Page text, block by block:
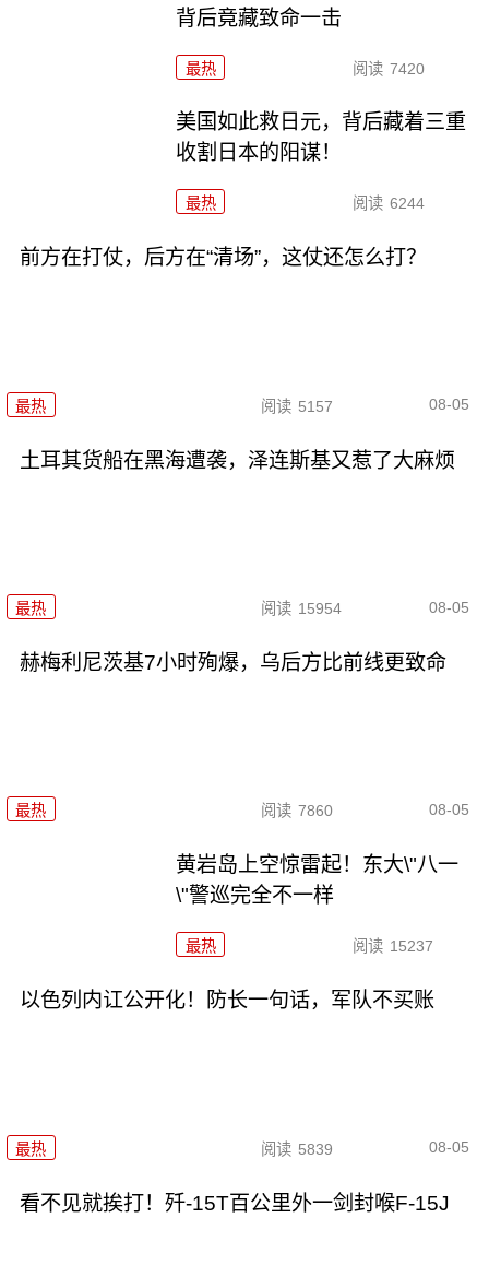
背后竟藏致命一击
最热 阅读 7420
美国如此救日元，背后藏着三重
收割日本的阳谋！
最热 阅读 6244
前方在打仗，后方在“清场”，这仗还怎么打？
最热 阅读 5157 08-05
土耳其货船在黑海遭袭，泽连斯基又惹了大麻烦
最热 阅读 15954 08-05
赫梅利尼茨基7小时殉爆，乌后方比前线更致命
最热 阅读 7860 08-05
黄岩岛上空惊雷起！东大\"八一
\"警巡完全不一样
最热 阅读 15237
以色列内讧公开化！防长一句话，军队不买账
最热 阅读 5839 08-05
看不见就挨打！歼-15T百公里外一剑封喉F-15J